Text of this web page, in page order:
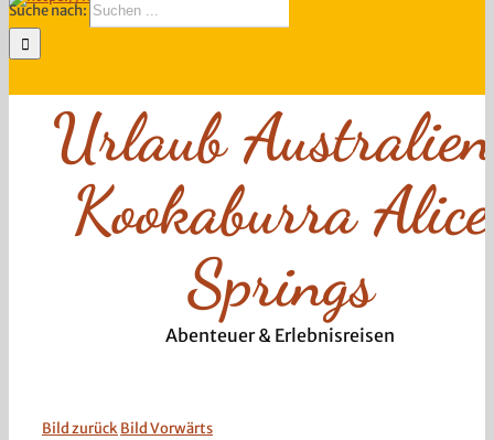
Suche nach:
Urlaub
Kookaburra Alice
Springs
Abenteuer & Erlebnisreisen
Bild zurückBild Vorwärts